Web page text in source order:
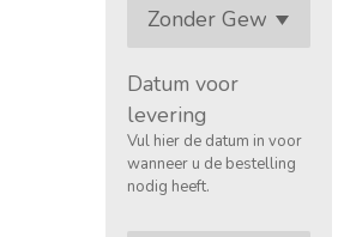
Datum voor
levering
Vul hier de datum in voor
wanneer u de bestelling
nodig heeft.